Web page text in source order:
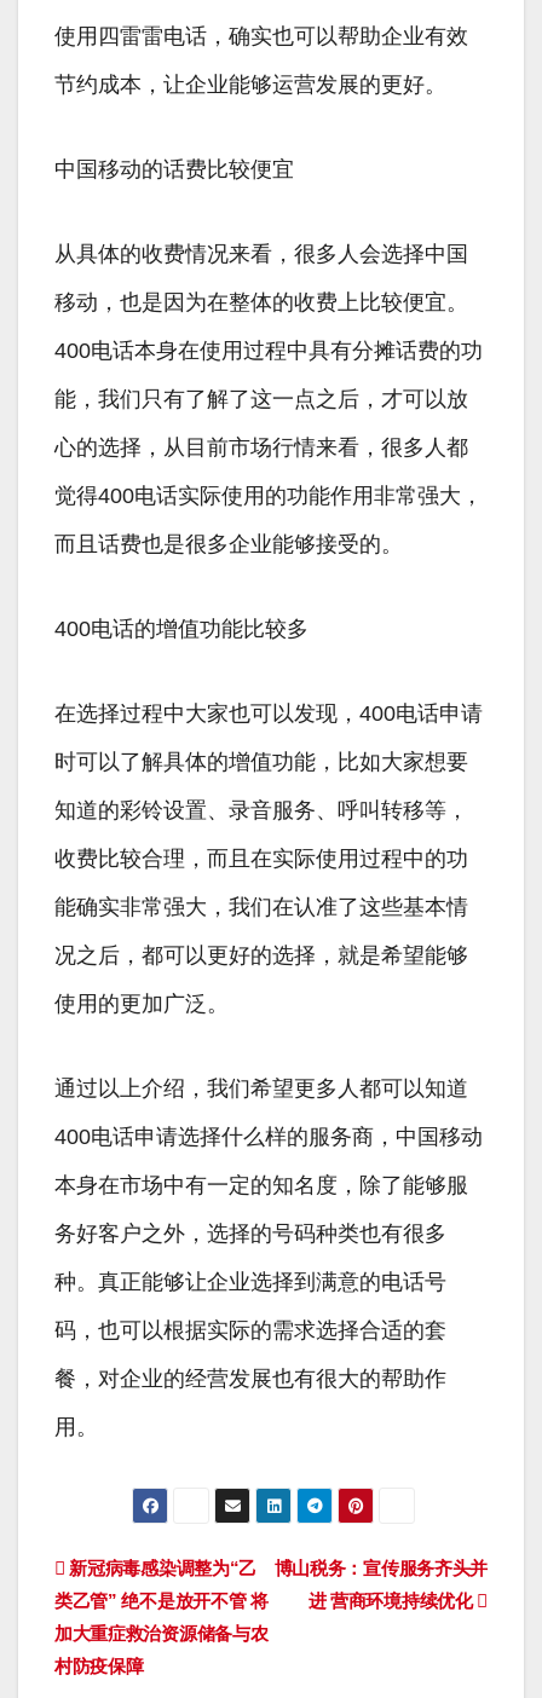
使用四雷雷电话，确实也可以帮助企业有效
节约成本，让企业能够运营发展的更好。
中国移动的话费比较便宜
从具体的收费情况来看，很多人会选择中国
移动，也是因为在整体的收费上比较便宜。
400电话本身在使用过程中具有分摊话费的功
能，我们只有了解了这一点之后，才可以放
心的选择，从目前市场行情来看，很多人都
觉得400电话实际使用的功能作用非常强大，
而且话费也是很多企业能够接受的。
400电话的增值功能比较多
在选择过程中大家也可以发现，400电话申请
时可以了解具体的增值功能，比如大家想要
知道的彩铃设置、录音服务、呼叫转移等，
收费比较合理，而且在实际使用过程中的功
能确实非常强大，我们在认准了这些基本情
况之后，都可以更好的选择，就是希望能够
使用的更加广泛。
通过以上介绍，我们希望更多人都可以知道
400电话申请选择什么样的服务商，中国移动
本身在市场中有一定的知名度，除了能够服
务好客户之外，选择的号码种类也有很多
种。真正能够让企业选择到满意的电话号
码，也可以根据实际的需求选择合适的套
餐，对企业的经营发展也有很大的帮助作
用。
文
章
导
博山税务：宣传服务齐头并
进 营商环境持续优化
新冠病毒感染调整为“乙
类乙管” 绝不是放开不管 将
加大重症救治资源储备与农
村防疫保障